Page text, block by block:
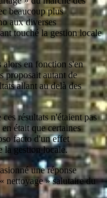
beaucoup plus
aux diverses
touché la gestion locale
alors en fonction s'en
proposait autant de
allant au delà des
résultats n'étaient pas
était que certaines
facto d'un effet
la gestion locale.
une réponse
nettoyage » salutaire du